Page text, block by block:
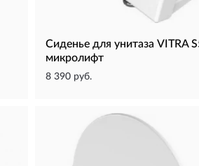
Сиденье для унитаза VITRA
микролифт
8 390 руб.